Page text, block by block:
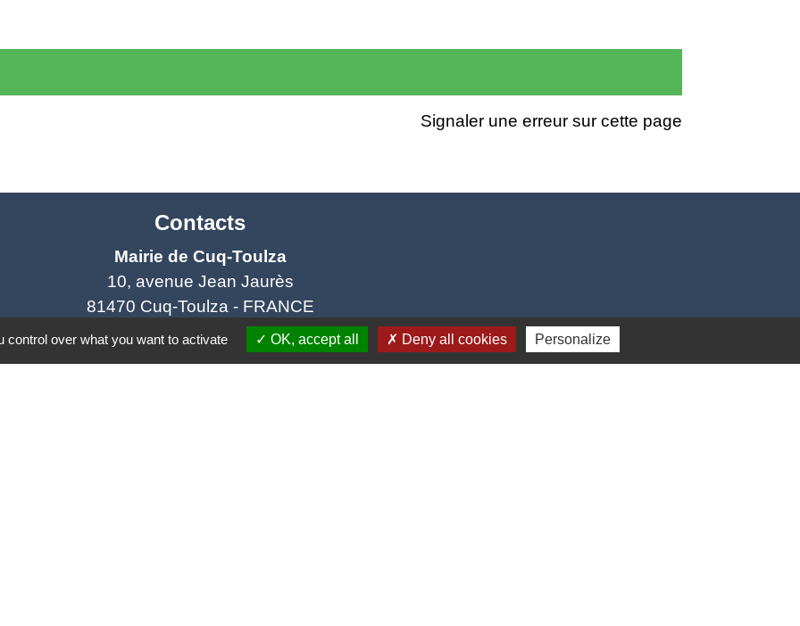
Signaler une erreur sur cette page
Contacts
Mairie de Cuq-Toulza
10, avenue Jean Jaurès
81470 Cuq-Toulza - FRANCE
+33 5 63 75 71 17
Contact par formulaire
over what you want to activate OK, accept all Deny all cookies Personalize